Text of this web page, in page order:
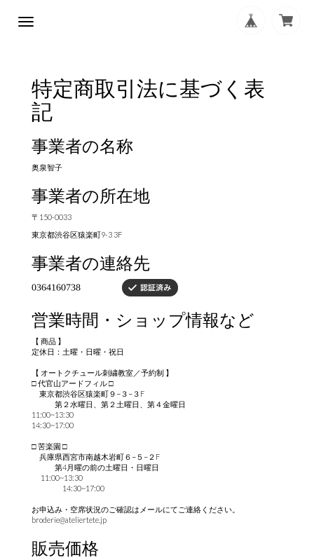
特定商取引法に基づく表
記
事業者の名称
奥泉智子
事業者の所在地
〒150-0033
東京都渋谷区猿楽町9-3 3F
事業者の連絡先
営業時間・ショップ情報など
【 商品 】
定休日：土曜・日曜・祝日
【 オートクチュール刺繍教室／予約制 】
□ 代官山アードフィル □
東京都渋谷区猿楽町９−３−３F
第２水曜日、第２土曜日、第４金曜日
11:00~13:30
14:30~17:00
□ 苦楽園 □
兵庫県西宮市南越木岩町６−５−２F
第4月曜の前の土曜日・日曜日
11:00~13:30
14:30~17:00
お申込み・空席状況のご確認はメールにてご連絡ください。
broderie@ateliertete.jp
販売価格